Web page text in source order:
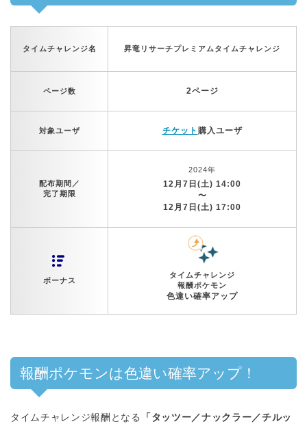
タイムチャレンジ名 昇竜リサーチプレミアムタイムチャレンジ
ページ数 2ページ
対象ユーザ チケット 購入ユーザ
配布期間／
完了期限
2024年
12月7日(土) 14:00
〜
12月7日(土) 17:00
ボーナス
タイムチャレンジ
報酬ポケモン
色違い確率アップ
報酬ポケモンは色違い確率アップ！
タイムチャレンジ報酬となる
「タッツー／ナックラー／チルッ